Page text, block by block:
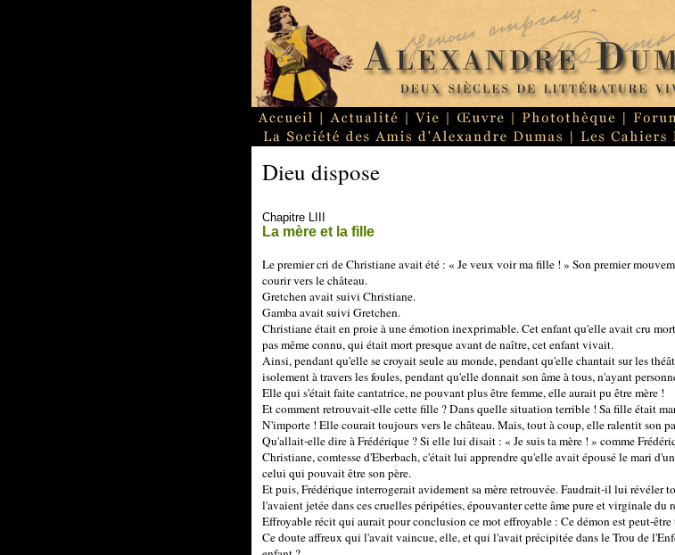
Dieu dispose
Chapitre LIII
La mère et la fille
Le premier cri de Christiane avait été : « Je veux voir ma fille ! » Son premier
courir vers le château.
Gretchen avait suivi Christiane.
Gamba avait suivi Gretchen.
Christiane était en proie à une émotion inexprimable. Cet enfant qu'elle avait cru
pas même connu, qui était mort presque avant de naître, cet enfant vivait.
Ainsi, pendant qu'elle se croyait seule au monde, pendant qu'elle chantait sur les
isolement à travers les foules, pendant qu'elle donnait son âme à tous, n'ayant
Elle qui s'était faite cantatrice, ne pouvant plus être femme, elle aurait pu être mère !
Et comment retrouvait-elle cette fille ? Dans quelle situation terrible ! Sa fille était
N'importe ! Elle courait toujours vers le château. Mais, tout à coup, elle ralentit son
Qu'allait-elle dire à Frédérique ? Si elle lui disait : « Je suis ta mère ! » comme
Christiane, comtesse d'Eberbach, c'était lui apprendre qu'elle avait épousé le mari
celui qui pouvait être son père.
Et puis, Frédérique interrogerait avidement sa mère retrouvée. Faudrait-il lui révéler
l'avaient jetée dans ces cruelles péripéties, épouvanter cette âme pure et virginale du
Effroyable récit qui aurait pour conclusion ce mot effroyable : Ce démon est peut-être
Ce doute affreux qui l'avait vaincue, elle, et qui l'avait précipitée dans le Trou de